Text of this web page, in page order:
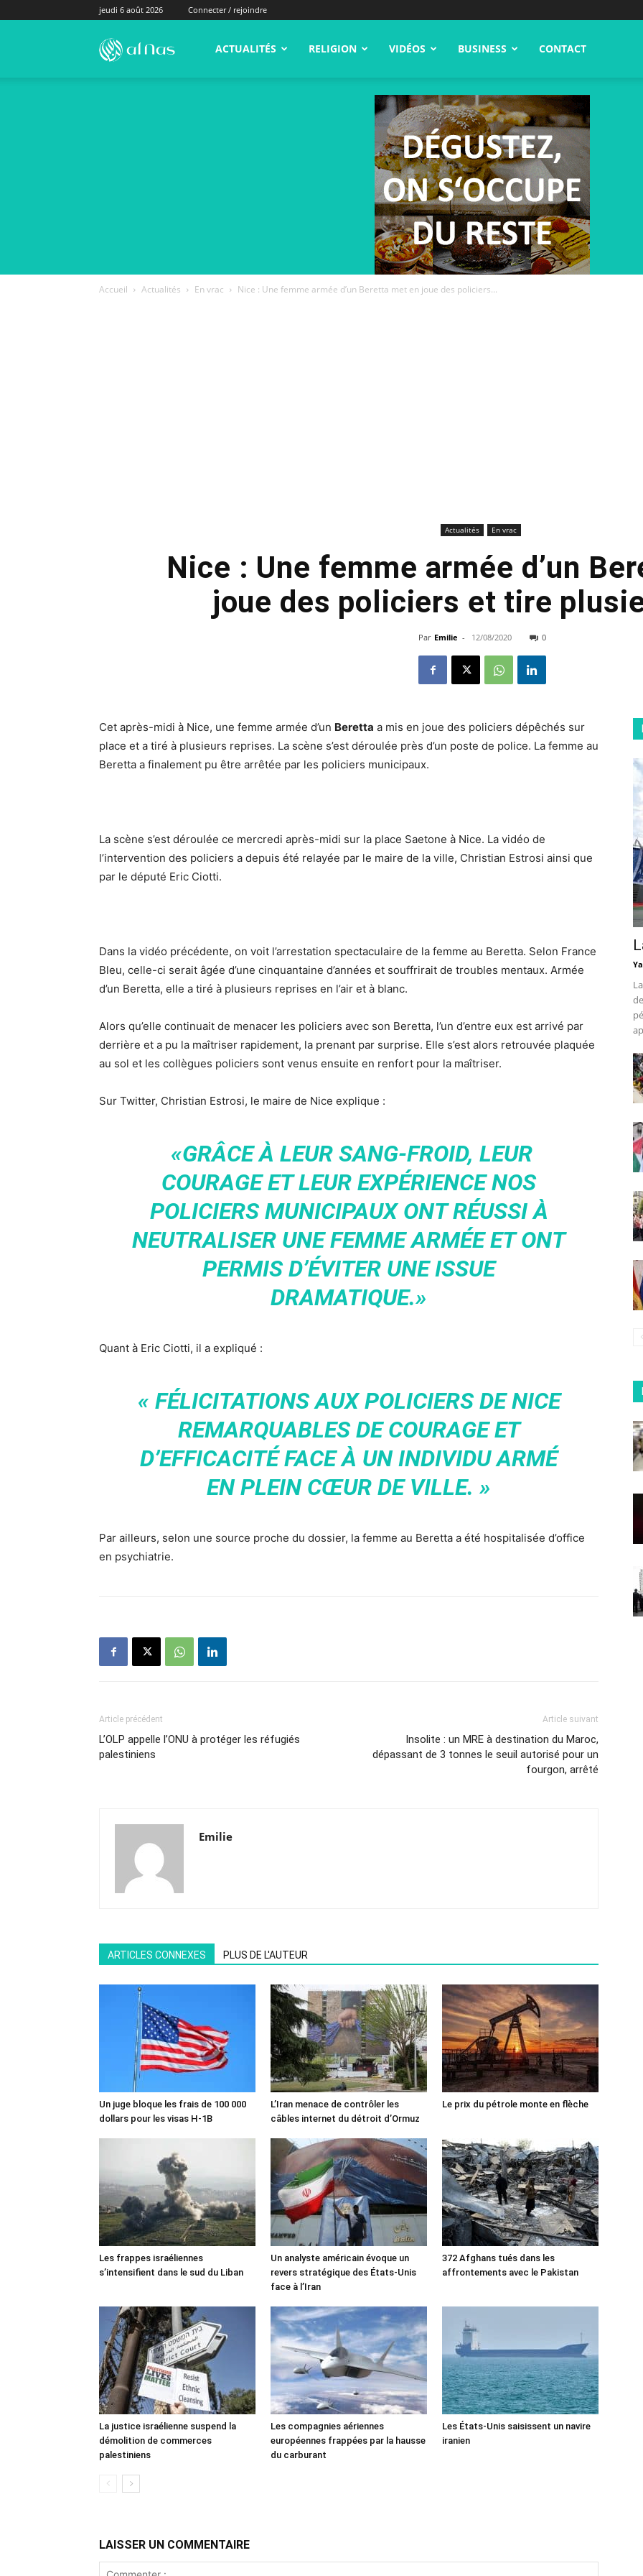
jeudi 6 août 2026 Connecter / rejoindre
alNas.fr ACTUALITÉS RELIGION VIDÉOS BUSINESS CONTACT
Accueil Actualités En vrac Nice : Une femme armée d’un Beretta met en joue des policiers...
Actualités En vrac
Nice : Une femme armée d’un
joue des policiers et tire
Par Emilie - 12/08/2020 0
Cet après-midi à Nice, une femme armée d’un Beretta a mis en joue des policiers dépêchés sur
place et a tiré à plusieurs reprises. La scène s’est déroulée près d’un poste de police. La femme au
Beretta a finalement pu être arrêtée par les policiers municipaux.
La scène s’est déroulée ce mercredi après-midi sur la place Saetone à Nice. La vidéo de
l’intervention des policiers a depuis été relayée par le maire de la ville, Christian Estrosi ainsi que
par le député Eric Ciotti.
Dans la vidéo précédente, on voit l’arrestation spectaculaire de la femme au Beretta. Selon France
Bleu, celle-ci serait âgée d’une cinquantaine d’années et souffrirait de troubles mentaux. Armée
d’un Beretta, elle a tiré à plusieurs reprises en l’air et à blanc.
Alors qu’elle continuait de menacer les policiers avec son Beretta, l’un d’entre eux est arrivé par
derrière et a pu la maîtriser rapidement, la prenant par surprise. Elle s’est alors retrouvée plaquée
au sol et les collègues policiers sont venus ensuite en renfort pour la maîtriser.
Sur Twitter, Christian Estrosi, le maire de Nice explique :
«GRÂCE À LEUR SANG-FROID, LEUR
COURAGE ET LEUR EXPÉRIENCE NOS
POLICIERS MUNICIPAUX ONT RÉUSSI À
NEUTRALISER UNE FEMME ARMÉE ET ONT
PERMIS D’ÉVITER UNE ISSUE
DRAMATIQUE.»
Quant à Eric Ciotti, il a expliqué :
« FÉLICITATIONS AUX POLICIERS DE NICE
REMARQUABLES DE COURAGE ET
D’EFFICACITÉ FACE À UN INDIVIDU ARMÉ
EN PLEIN CŒUR DE VILLE. »
Par ailleurs, selon une source proche du dossier, la femme au Beretta a été hospitalisée d’office
en psychiatrie.
Article précédent
L’OLP appelle l’ONU à protéger les réfugiés
palestiniens
Article suivant
Insolite : un MRE à destination du Maroc,
dépassant de 3 tonnes le seuil autorisé pour un
fourgon, arrêté
Emilie
ARTICLES CONNEXES PLUS DE L'AUTEUR
Un juge bloque les frais de 100 000
dollars pour les visas H-1B
L’Iran menace de contrôler les
câbles internet du détroit d’Ormuz
Le prix du pétrole monte en flèche
Les frappes israéliennes
s’intensifient dans le sud du Liban
Un analyste américain évoque un
revers stratégique des États-Unis
face à l’Iran
372 Afghans tués dans les
affrontements avec le Pakistan
La justice israélienne suspend la
démolition de commerces
palestiniens
Les compagnies aériennes
européennes frappées par la hausse
du carburant
Les États-Unis saisissent un navire
iranien
LAISSER UN COMMENTAIRE